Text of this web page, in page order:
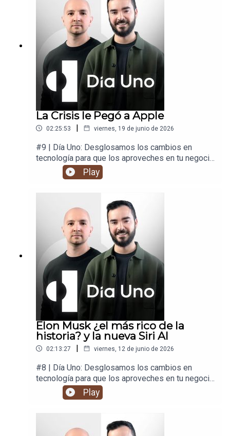
La Crisis le Pegó a Apple
02:25:53 | viernes, 19 de junio de 2026
#9 | Día Uno: Desglosamos los cambios en
tecnología para que los aproveches en tu negocio
y en tu vida.
Play
Elon Musk ¿el más rico de la
historia? y la nueva Siri AI
02:13:27 | viernes, 12 de junio de 2026
#8 | Día Uno: Desglosamos los cambios en
tecnología para que los aproveches en tu negocio
y en tu vida.
Play